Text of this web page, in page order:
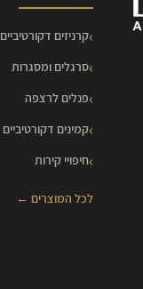
קרניזים דקורטיביים
סרגלים ומסגרות
פנלים לרצפה
קמינים דקורטיביים
חיפויי קירות
לכל המוצרים ←